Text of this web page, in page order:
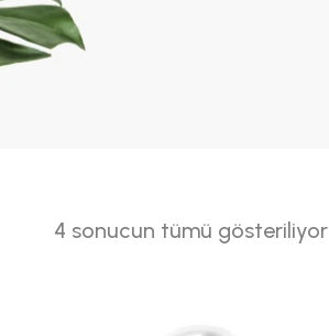
4 sonucun tümü gösteriliyor